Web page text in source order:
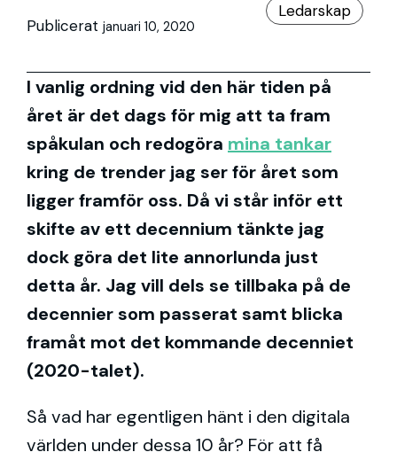
Publicerat januari 10, 2020
Ledarskap
I vanlig ordning vid den här tiden på
året är det dags för mig att ta fram
spåkulan och redogöra mina tankar
kring de trender jag ser för året som
ligger framför oss. Då vi står inför ett
skifte av ett decennium tänkte jag
dock göra det lite annorlunda just
detta år. Jag vill dels se tillbaka på de
decennier som passerat samt blicka
framåt mot det kommande decenniet
(2020-talet).
Så vad har egentligen hänt i den digitala
världen under dessa 10 år? För att få